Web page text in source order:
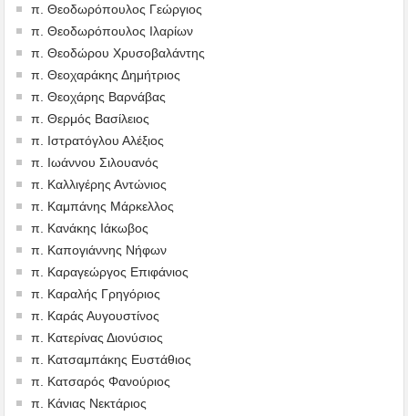
π. Θεοδωρόπουλος Γεώργιος
π. Θεοδωρόπουλος Ιλαρίων
π. Θεοδώρου Χρυσοβαλάντης
π. Θεοχαράκης Δημήτριος
π. Θεοχάρης Βαρνάβας
π. Θερμός Βασίλειος
π. Ιστρατόγλου Αλέξιος
π. Ιωάννου Σιλουανός
π. Καλλιγέρης Αντώνιος
π. Καμπάνης Μάρκελλος
π. Κανάκης Ιάκωβος
π. Καπογιάννης Νήφων
π. Καραγεώργος Επιφάνιος
π. Καραλής Γρηγόριος
π. Καράς Αυγουστίνος
π. Κατερίνας Διονύσιος
π. Κατσαμπάκης Ευστάθιος
π. Κατσαρός Φανούριος
π. Κάνιας Νεκτάριος